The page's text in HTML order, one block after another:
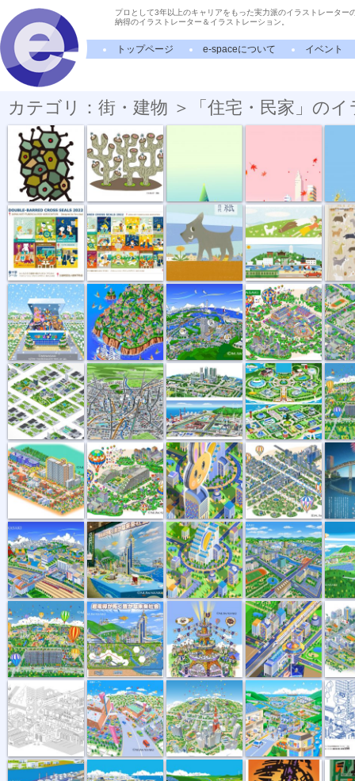
プロとして3年以上のキャリアをもった実力派のイラストレーター
納得のイラストレーター＆イラストレーション。
トップページ e-spaceについて イベント
カテゴリ：街・建物 ＞「住宅・民家」のイ
集合住宅 団地 未来島 茜色の街 金色
“複十字シー... “複十字シー... web site「ヘ... ポス
トイザラスポ... 楽天市場の風... トヨタイベン... マン
街区画 街 街 俯瞰 住まい博 街並
街並イラスト... 街並イラスト... 町並イラスト... 街並イラスト... 隅田
都心の公園 未来都市展示... 未来のマンシ... 街並風景イラ... 街並
街並イラスト... 未来都市 タワーの風景 街並イラスト... 街並
街並イラスト... 街並イラスト7 街並イラスト6 街並イラスト5 街並
工場地帯・街並 街並イラスト... 街並風景 朝焼けの街 残照